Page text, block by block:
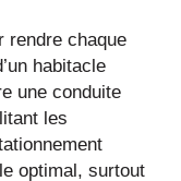
rendre chaque
habitacle
une conduite
les
optimal, surtout